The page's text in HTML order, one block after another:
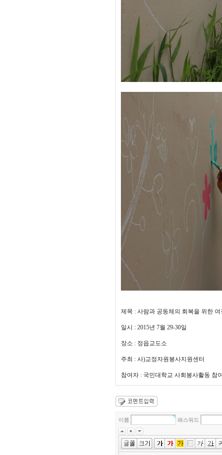
제목 : 사람과 공동체의 회복을 위한
일시 : 2015년 7월 29-30일
장소 : 정읍교도소
주최 : 사)교정자원봉사지원센터
참여자 : 국민대학교 사회봉사활동 참
이름 패스워드